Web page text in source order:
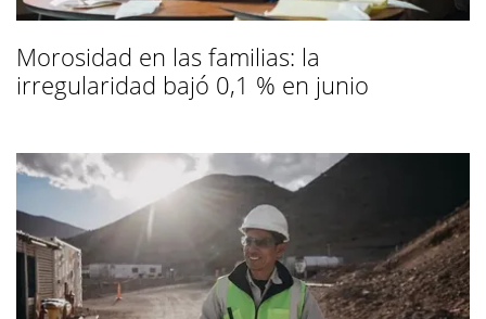
Morosidad en las familias: la
irregularidad bajó 0,1 % en junio